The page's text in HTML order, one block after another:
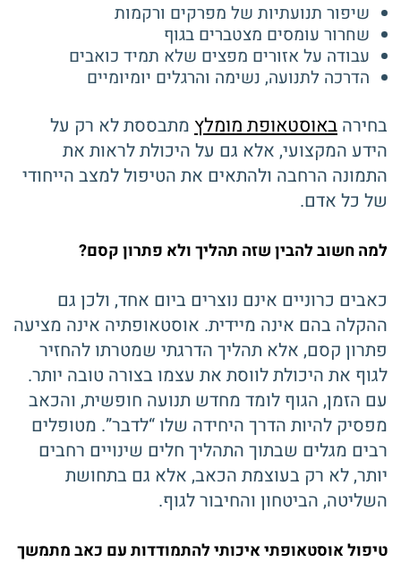
שיפור תנועתיות של מפרקים ורקמות
שחרור עומסים מצטברים בגוף
עבודה על אזורים מפצים שלא תמיד כואבים
הדרכה לתנועה, נשימה והרגלים יומיומיים
בחירה באוסטאופת מומלץ מתבססת לא רק על
הידע המקצועי, אלא גם על היכולת לראות את
התמונה הרחבה ולהתאים את הטיפול למצב הייחודי
של כל אדם.
למה חשוב להבין שזה תהליך ולא פתרון קסם?
כאבים כרוניים אינם נוצרים ביום אחד, ולכן גם
ההקלה בהם אינה מיידית. אוסטאופתיה אינה מציעה
פתרון קסם, אלא תהליך הדרגתי שמטרתו להחזיר
לגוף את היכולת לווסת את עצמו בצורה טובה יותר.
עם הזמן, הגוף לומד מחדש תנועה חופשית, והכאב
מפסיק להיות הדרך היחידה שלו “לדבר”. מטופלים
רבים מגלים שבתוך התהליך חלים שינויים רחבים
יותר, לא רק בעוצמת הכאב, אלא גם בתחושת
השליטה, הביטחון והחיבור לגוף.
טיפול אוסטאופתי איכותי להתמודדות עם כאב מתמשך